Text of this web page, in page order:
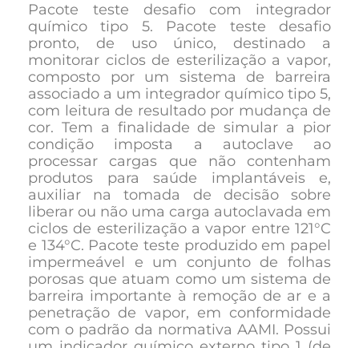
Pacote teste desafio com integrador
químico tipo 5. Pacote teste desafio
pronto, de uso único, destinado a
monitorar ciclos de esterilização a vapor,
composto por um sistema de barreira
associado a um integrador químico tipo 5,
com leitura de resultado por mudança de
cor. Tem a finalidade de simular a pior
condição imposta a autoclave ao
processar cargas que não contenham
produtos para saúde implantáveis e,
auxiliar na tomada de decisão sobre
liberar ou não uma carga autoclavada em
ciclos de esterilização a vapor entre 121°C
e 134°C. Pacote teste produzido em papel
impermeável e um conjunto de folhas
porosas que atuam como um sistema de
barreira importante à remoção de ar e a
penetração de vapor, em conformidade
com o padrão da normativa AAMI. Possui